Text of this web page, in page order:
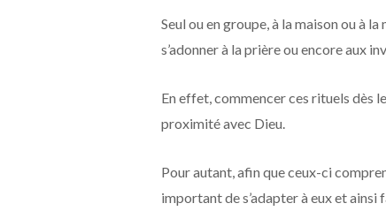
Seul ou en groupe, à la maison ou à
s’adonner à la prière ou encore aux
En effet, commencer ces rituels dès
proximité avec Dieu.
Pour autant, afin que ceux-ci
important de s’adapter à eux et ainsi